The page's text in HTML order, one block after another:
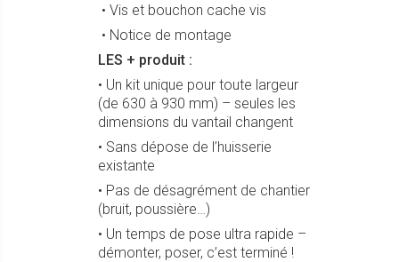
• Vis et bouchon cache vis
• Notice de montage
LES + produit :
• Un kit unique pour toute largeur
(de 630 à 930 mm) – seules les
dimensions du vantail changent
• Sans dépose de l’huisserie
existante
• Pas de désagrément de chantier
(bruit, poussière…)
• Un temps de pose ultra rapide –
démonter, poser, c’est terminé !